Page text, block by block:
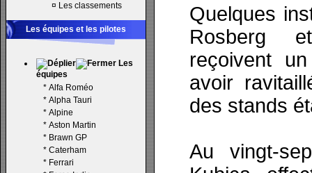
¤ Les classements
Les équipes et les pilotes
Les
équipes
* Alfa Roméo
* Alpha Tauri
* Alpine
* Aston Martin
* Brawn GP
* Caterham
* Ferrari
Quelques
Rosberg
reçoivent
avoir
des stands
Au vingt-